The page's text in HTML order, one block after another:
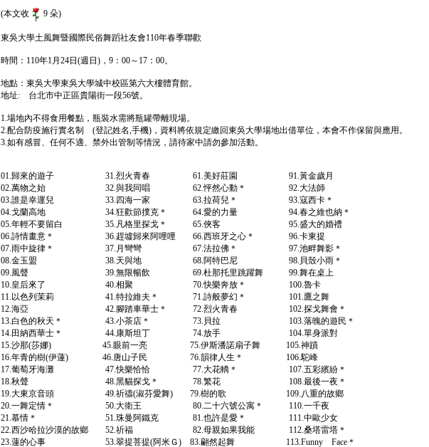
(本文收 9 朵)
東吳大學土風舞暨國際民俗舞蹈社友會110年春季聯歡
時間：110年1月24日(週日)，9：00～17：00。
地點：東吳大學東吳大學城中校區第六大樓體育館。
地址: 台北市中正區貴陽街一段56號。
1.場地內不得食用餐點，瓶裝水需將瓶罐帶離現場。
2.配合防疫施行實名制 (登記姓名,手機)，資料將依規定繳回東吳大學場地出借單位，本會不作保留與應用。
3.如有感冒、任何不適、禁外出管制等情況，請待家中請勿參加活動。
01.歸來的遊子 31.烈火青春 61.美好莊園 91.黃金歲月
02.萬物之始 32.與我同唱 62.怦然心動＊ 92.大法師
03.誰是幸運兒 33.四海一家 63.拉荷兒＊ 93.寇西卡＊
04.戈蘭高地 34.狂歡節撲克＊ 64.愛的力量 94.春之維也納＊
05.年輕不要留白 35.凡格里探戈＊ 65.俠客 95.盛大的婚禮
06.詩情畫意＊ 36.趕墟歸來阿哩哩 66.西班牙之心＊ 96.卡東提
07.雨中旋律＊ 37.月彎彎 67.法拉佛＊ 97.池畔舞影＊
08.金玉盟 38.天與地 68.阿特巴尼 98.貝殼小雨＊
09.風聲 39.無限暢飲 69.杜那托里跳躍舞 99.舞在桌上
10.皇后來了 40.相聚 70.快樂奔放＊ 100.魯卡
11.以色列茉莉 41.特拉維夫＊ 71.詩般夢幻＊ 101.鷹之舞
12.海亞 42.腳踏車華士＊ 72.烈火青春 102.探戈舞會＊
13.白色的秋天＊ 43.小茶店＊ 73.貝拉 103.落魄的遊民＊
14.田納西華士＊ 44.康斯坦丁 74.放手 104.單身派對
15.沙那(莎娜) 45.眼前一亮 75.伊斯潘諾扇子舞 105.神蹟
16.年青的樹(伊蓮) 46.唐山子民 76.韻律人生＊ 106.駝峰
17.葡萄牙海灘 47.快樂恰恰 77.大花轎＊ 107.五彩繽紛＊
18.秋聲 48.黑貓探戈＊ 78.繁花 108.最後一夜＊
19.大東京音頭 49.祈禱(淑芬愛舞) 79.樹的歌 109.八重的故鄉
20.一舞定情＊ 50.大衛王 80.二十六號公寓＊ 110.一千夜
21.慕情＊ 51.珠曼阿鐵克 81.也許是愛＊ 111.中歐少女
22.西沙哈拉沙漠的故鄉 52.祈福 82.母親如果我能 112.桑塔雷塔＊
23.蓮的心事 53.翠提菩提(阿米Ｇ) 83.翩然起舞 113.Funny Face＊